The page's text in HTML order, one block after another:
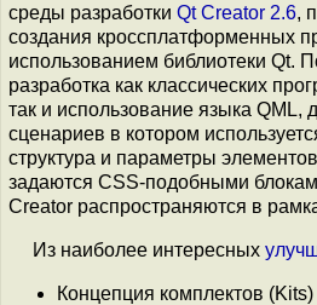
среды разработки Qt Creator 2.6,
создания кроссплатформенных
использованием библиотеки Qt.
разработка как классических
так и использование языка QML,
сценариев в котором
структура и параметры
задаются CSS-подобными
Creator распространяются в
Из наиболее интересных
Концепция комплектов